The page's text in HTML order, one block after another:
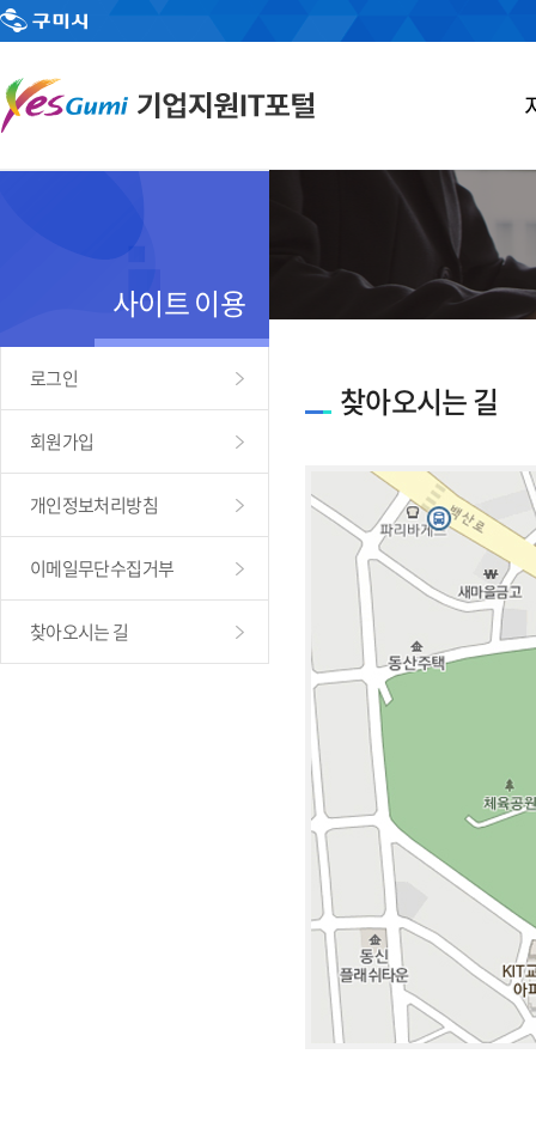
사이트 이용
로그인
회원가입
개인정보처리방침
이메일무단수집거부
찾아오시는 길
찾아오시는 길